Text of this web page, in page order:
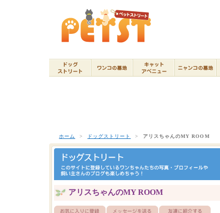
ホーム > ドッグストリート > アリスちゃんのMY ROOM
アリスちゃんのMY ROOM